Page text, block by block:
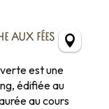
AUX FÉES
est une
édifiée au
au cours